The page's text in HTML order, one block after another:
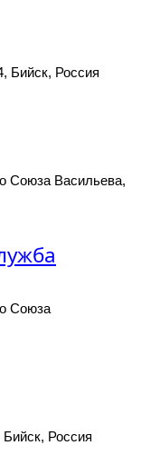
Бийск, Россия
Союза Васильева,
Союза
Россия